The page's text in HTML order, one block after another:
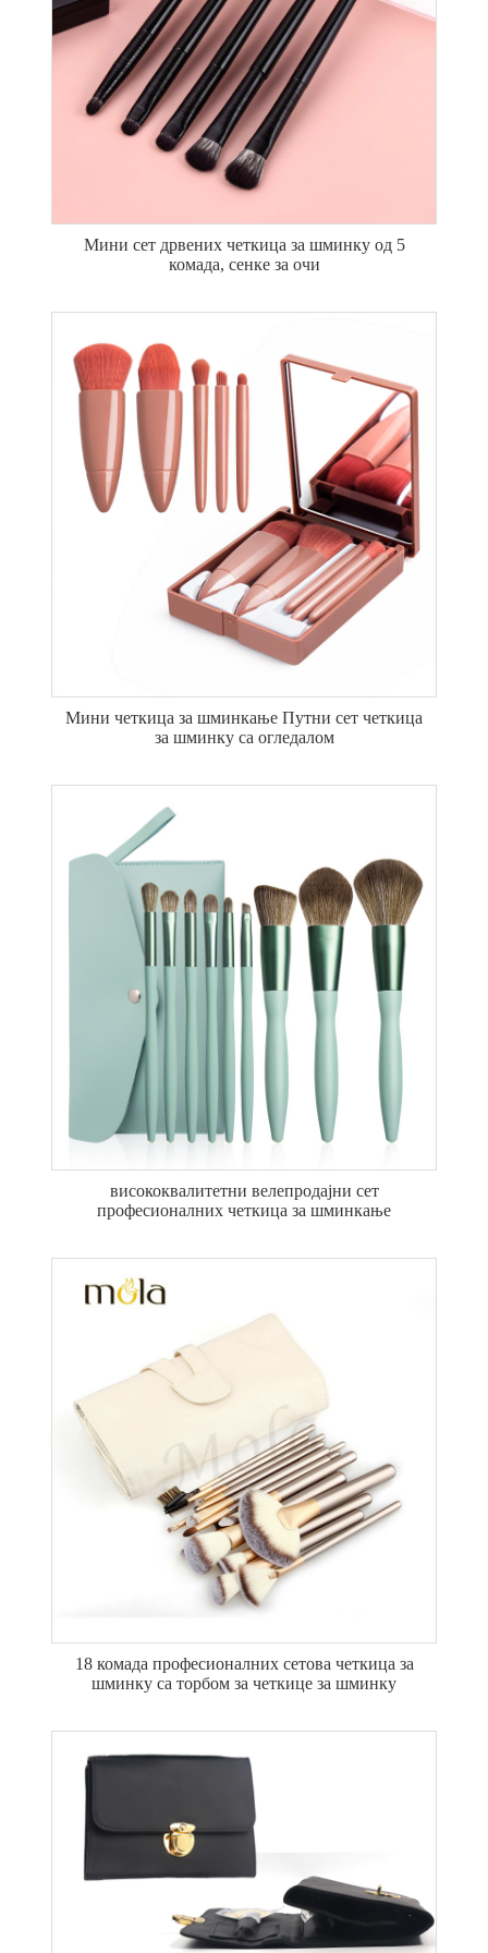
Мини сет дрвених четкица за шминку од 5
комада, сенке за очи
Мини четкица за шминкање Путни сет четкица
за шминку са огледалом
висококвалитетни велепродајни сет
професионалних четкица за шминкање
18 комада професионалних сетова четкица за
шминку са торбом за четкице за шминку